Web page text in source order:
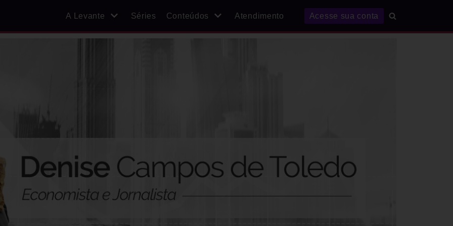
A Levante Séries Conteúdos Atendimento Acesse sua conta